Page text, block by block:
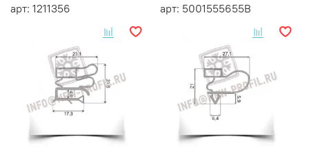
арт: 1211356 арт: 5001555655B